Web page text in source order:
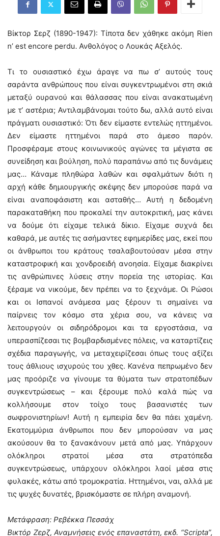
Βίκτορ Σερζ (1890-1947): Τίποτα δεν χάθηκε ακόμη Rien
n’ est encore perdu. Ανθολόγος ο Λουκάς Αξελός.
Τι το ουσιαστικό έχω άραγε να πω σ’ αυτούς τους
σαράντα ανθρώπους που είναι συγκεντρωμένοι στη σκιά
μεταξύ ουρανού και θάλασσας που είναι ανακατωμένη
με τ’ αστέρια; Αντιλαμβάνομαι τούτο δω, αλλά αυτό είναι
πράγματι ουσιαστικό: Ότι δεν είμαστε εντελώς ηττημένοι.
Δεν είμαστε ηττημένοι παρά στο άμεσο παρόν.
Προσφέραμε στους κοινωνικούς αγώνες τα μέγιστα σε
συνείδηση και βούληση, πολύ παραπάνω από τις δυνάμεις
μας… Κάναμε πληθώρα λαθών και σφαλμάτων διότι η
αρχή κάθε δημιουργικής σκέψης δεν μπορούσε παρά να
είναι αναποφάσιστη και ασταθής… Αυτή η δεδομένη
παρακαταθήκη που προκαλεί την αυτοκριτική, μας κάνει
να δούμε ότι είχαμε τελικά δίκιο. Είχαμε συχνά δει
καθαρά, με αυτές τις ασήμαντες εφημερίδες μας, εκεί που
οι άνθρωποι του κράτους τσαλαβουτούσαν μέσα στην
καταστροφική και χονδροειδή ανοησία. Είχαμε διακρίνει
τις ανθρώπινες λύσεις στην πορεία της ιστορίας. Και
ξέραμε να νικούμε, δεν πρέπει να το ξεχνάμε. Οι Ρώσοι
και οι Ισπανοί ανάμεσα μας ξέρουν τι σημαίνει να
παίρνεις τον κόσμο στα χέρια σου, να κάνεις να
λειτουργούν οι σιδηρόδρομοι και τα εργοστάσια, να
υπερασπίζεσαι τις βομβαρδισμένες πόλεις, να καταρτίζεις
σχέδια παραγωγής, να μεταχειρίζεσαι όπως τους αξίζει
τους άθλιους ισχυρούς του χθες. Κανένα πεπρωμένο δεν
μας προόριζε να γίνουμε τα θύματα των στρατοπέδων
συγκεντρώσεως – και ξέρουμε πολύ καλά πώς να
κολλήσουμε στον τοίχο τους βασανιστές των
σωφρονιστηρίων! Αυτή η εμπειρία δεν θα πάει χαμένη.
Εκατομμύρια άνθρωποι που δεν μπορούσαν να μας
ακούσουν θα το ξανακάνουν μετά από μας. Υπάρχουν
ολόκληροι στρατοί μέσα στα στρατόπεδα
συγκεντρώσεως, υπάρχουν ολόκληροι λαοί μέσα στις
φυλακές, κάτω από τρομοκρατία. Ηττημένοι, ναι, αλλά με
τις ψυχές δυνατές, βρισκόμαστε σε πλήρη αναμονή.
Μετάφραση: Ρεβέκκα Πεσσάχ
Βικτόρ Ζερζ, Αναμνήσεις ενός επαναστάτη, εκδ. “Scripta”,